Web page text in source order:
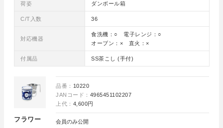
荷姿 ダンボール箱
C/T入数 36
対応機器
食洗機：○ 電子レンジ：○
オーブン：× 直火：×
付属品 SS茶こし (手付)
フラワー
品番： 10220
JANコード： 4965451102207
上代： 4,600円
会員のみ公開